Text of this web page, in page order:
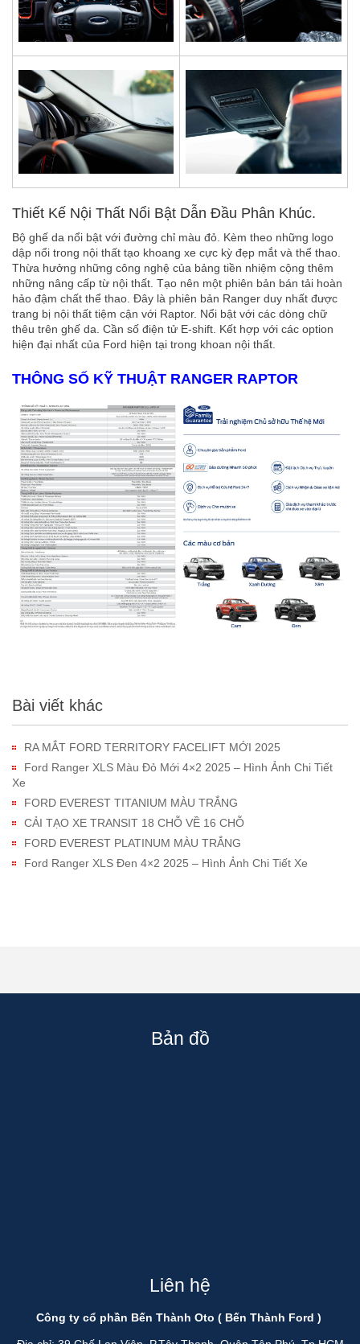
Thiết Kế Nội Thất Nổi Bật Dẫn Đầu Phân Khúc.
Bộ ghế da nổi bật với đường chỉ màu đỏ. Kèm theo những logo
dập nổi trong nội thất tạo khoang xe cực kỳ đẹp mắt và thể thao.
Thừa hưởng những công nghệ của bảng tiền nhiệm cộng thêm
những nâng cấp từ nội thất. Tạo nên một phiên bản bán tải hoàn
hảo đậm chất thể thao. Đây là phiên bản Ranger duy nhất được
trang bị nội thất tiệm cận với Raptor. Nổi bật với các dòng chữ
thêu trên ghế da. Cần số điện tử E-shift. Kết hợp với các option
hiện đại nhất của Ford hiện tại trong khoan nội thất.
THÔNG SỐ KỸ THUẬT RANGER RAPTOR
Bài viết khác
RA MẮT FORD TERRITORY FACELIFT MỚI 2025
Ford Ranger XLS Màu Đỏ Mới 4×2 2025 – Hình Ảnh Chi Tiết
Xe
FORD EVEREST TITANIUM MÀU TRẮNG
CẢI TẠO XE TRANSIT 18 CHỖ VỀ 16 CHỖ
FORD EVEREST PLATINUM MÀU TRẮNG
Ford Ranger XLS Đen 4×2 2025 – Hình Ảnh Chi Tiết Xe
Bản đồ
Liên hệ
Công ty cổ phần Bến Thành Oto ( Bến Thành Ford )